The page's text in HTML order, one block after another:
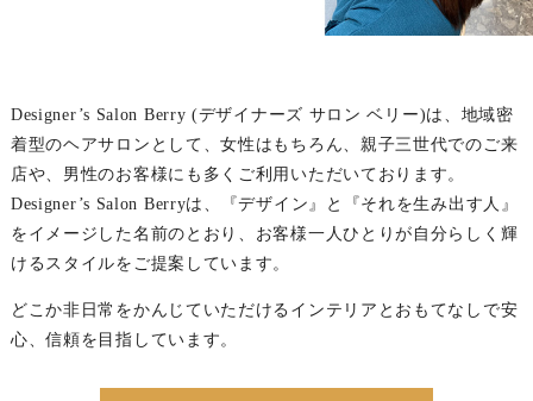
Designer’s Salon Berry (デザイナーズ サロン ベリー)は、地域密
着型のヘアサロンとして、女性はもちろん、親子三世代でのご来
店や、男性のお客様にも多くご利用いただいております。
Designer’s Salon Berryは、『デザイン』と『それを生み出す人』
をイメージした名前のとおり、お客様一人ひとりが自分らしく輝
けるスタイルをご提案しています。
どこか非日常をかんじていただけるインテリアとおもてなしで安
心、信頼を目指しています。